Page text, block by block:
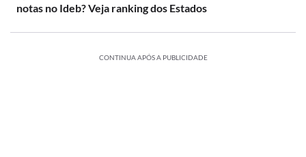
notas no Ideb? Veja ranking dos Estados
CONTINUA APÓS A PUBLICIDADE